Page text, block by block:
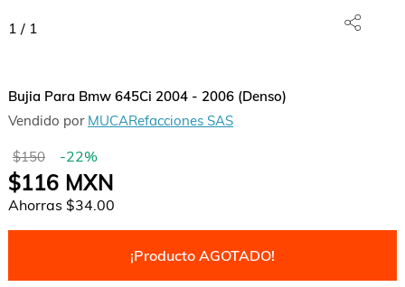
1 / 1
Bujia Para Bmw 645Ci 2004 - 2006 (Denso)
Vendido por MUCARefacciones SAS
$150 -22%
$116MXN
Ahorras $34.00
¡Producto AGOTADO!